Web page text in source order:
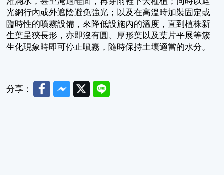
光網行內或外遮陰避免強光；以及在高溫時加裝固定或
臨時性的噴霧設備，來降低設施內的溫度，直到植株新
生葉呈狹長形，亦即沒有圓、厚形葉以及葉片平展等簇
生化現象時即可停止噴霧，隨時保持土壤適當的水分。
分享： FacebookMessenger
TwitterLine